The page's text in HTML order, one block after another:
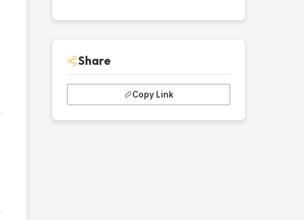
Share
Copy Link